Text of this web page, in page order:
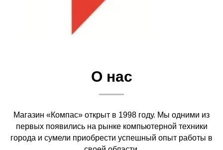
О нас
Магазин «Компас» открыт в 1998 году. Мы одними из
первых появились на рынке компьютерной техники
города и сумели приобрести успешный опыт работы в